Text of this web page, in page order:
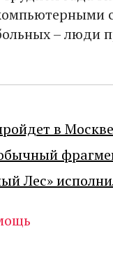
– люди
в Москве
Лес»